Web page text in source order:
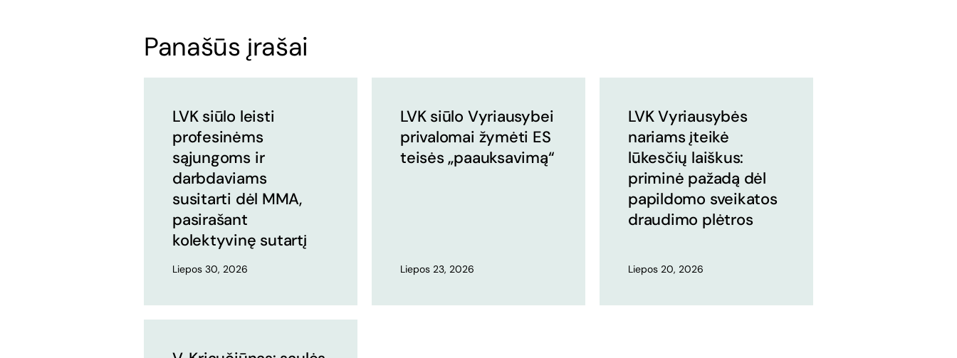
Panašūs įrašai
LVK siūlo leisti
profesinėms
sąjungoms ir
darbdaviams
susitarti dėl MMA,
pasirašant
kolektyvinę sutartį
Liepos 30, 2026
LVK siūlo Vyriausybei
privalomai žymėti ES
teisės „paauksavimą“
Liepos 23, 2026
LVK Vyriausybės
nariams įteikė
lūkesčių laiškus:
priminė pažadą dėl
papildomo sveikatos
draudimo plėtros
Liepos 20, 2026